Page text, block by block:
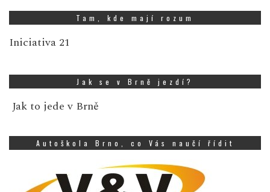
Tam, kde mají rozum
Iniciativa 21
Jak se v Brně jezdí?
Jak to jede v Brně
Autoškola Brno, co Vás naučí řídit